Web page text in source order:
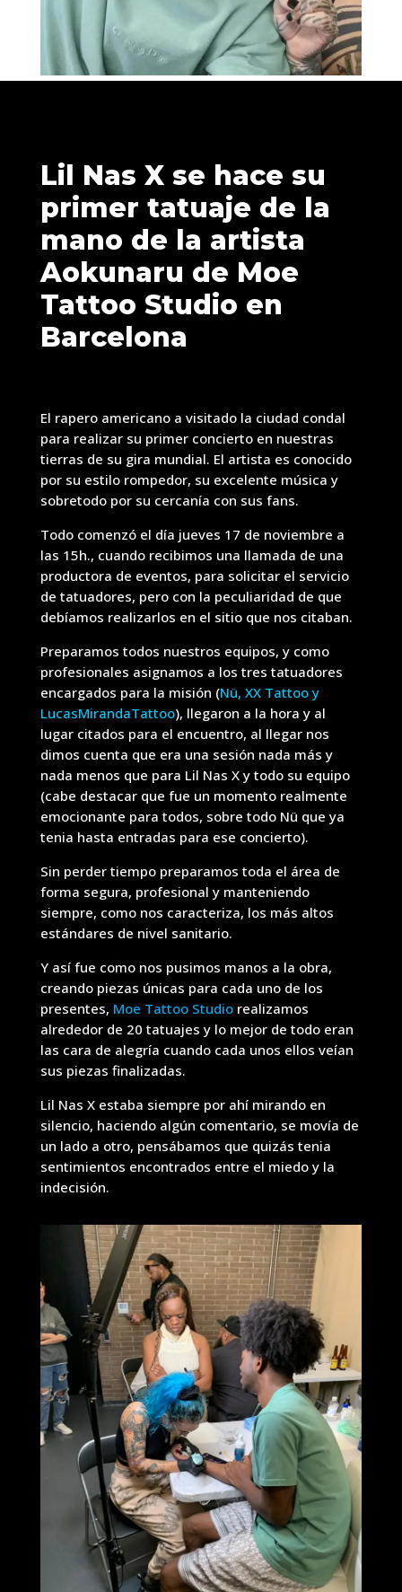
Lil Nas X se hace su
primer tatuaje de la
mano de la artista
Aokunaru de Moe
Tattoo Studio en
Barcelona
El rapero americano a visitado la ciudad condal
para realizar su primer concierto en nuestras
tierras de su gira mundial. El artista es conocido
por su estilo rompedor, su excelente música y
sobretodo por su cercanía con sus fans.
Todo comenzó el día jueves 17 de noviembre a
las 15h., cuando recibimos una llamada de una
productora de eventos, para solicitar el servicio
de tatuadores, pero con la peculiaridad de que
debíamos realizarlos en el sitio que nos citaban.
Preparamos todos nuestros equipos, y como
profesionales asignamos a los tres tatuadores
encargados para la misión (Nü, XX Tattooy
LucasMirandaTattoo), llegaron a la hora y al
lugar citados para el encuentro, al llegar nos
dimos cuenta que era una sesión nada más y
nada menos que para Lil Nas X y todo su equipo
(cabe destacar que fue un momento realmente
emocionante para todos, sobre todo Nü que ya
tenia hasta entradas para ese concierto).
Sin perder tiempo preparamos toda el área de
forma segura, profesional y manteniendo
siempre, como nos caracteriza, los más altos
estándares de nivel sanitario.
Y así fue como nos pusimos manos a la obra,
creando piezas únicas para cada uno de los
presentes, Moe Tattoo Studio realizamos
alrededor de 20 tatuajes y lo mejor de todo eran
las cara de alegría cuando cada unos ellos veían
sus piezas finalizadas.
Lil Nas X estaba siempre por ahí mirando en
silencio, haciendo algún comentario, se movía de
un lado a otro, pensábamos que quizás tenia
sentimientos encontrados entre el miedo y la
indecisión.